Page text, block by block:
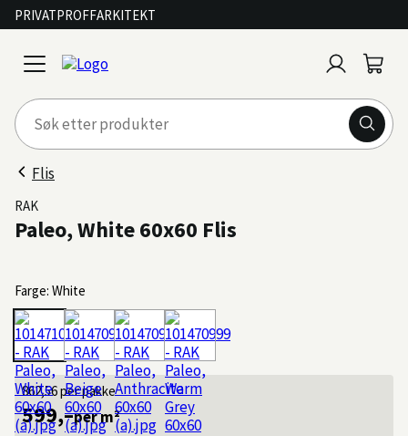
PRIVATPROFFARKITEKT
open
menu
inn
Flis
RAK
Paleo, White 60x60 Flis
Farge: White
862,56per pakke
599,–per m²